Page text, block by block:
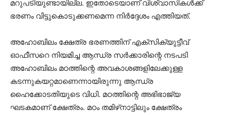
മറുപടിയുണ്ടായില്ല. ഇതോടെയാണ് വിശ്വാസികൾക്ക്
ഭരണം വിട്ടുകൊടുക്കണമെന്ന നിർദ്ദേശം എത്തിയത്.
അഹോബിലം ക്ഷേത്ര ഭരണത്തിന് എക്‌സിക്യുട്ടീവ്
ഓഫീസറെ നിയമിച്ച ആന്ധ്ര സർക്കാരിന്റെ നടപടി
അഹോബിലം മഠത്തിന്റെ അവകാശങ്ങളിലേക്കുള്ള
കടന്നുകയറ്റമാണെന്നായിരുന്നു ആന്ധ്ര
ഹൈക്കോടതിയുടെ വിധി. മഠത്തിന്റെ അഭിഭാജ്യ
ഘടകമാണ് ക്ഷേത്രം. മഠം തമിഴ്‌നാട്ടിലും ക്ഷേത്രം